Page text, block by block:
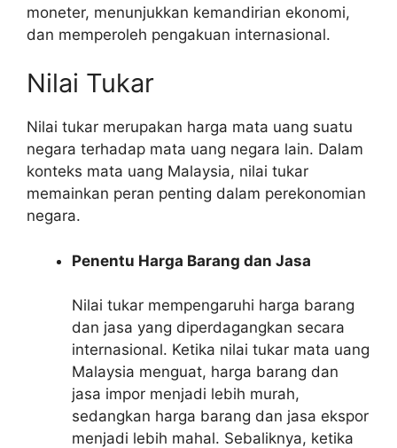
moneter, menunjukkan kemandirian ekonomi,
dan memperoleh pengakuan internasional.
Nilai Tukar
Nilai tukar merupakan harga mata uang suatu
negara terhadap mata uang negara lain. Dalam
konteks mata uang Malaysia, nilai tukar
memainkan peran penting dalam perekonomian
negara.
Penentu Harga Barang dan Jasa
Nilai tukar mempengaruhi harga barang
dan jasa yang diperdagangkan secara
internasional. Ketika nilai tukar mata uang
Malaysia menguat, harga barang dan
jasa impor menjadi lebih murah,
sedangkan harga barang dan jasa ekspor
menjadi lebih mahal. Sebaliknya, ketika